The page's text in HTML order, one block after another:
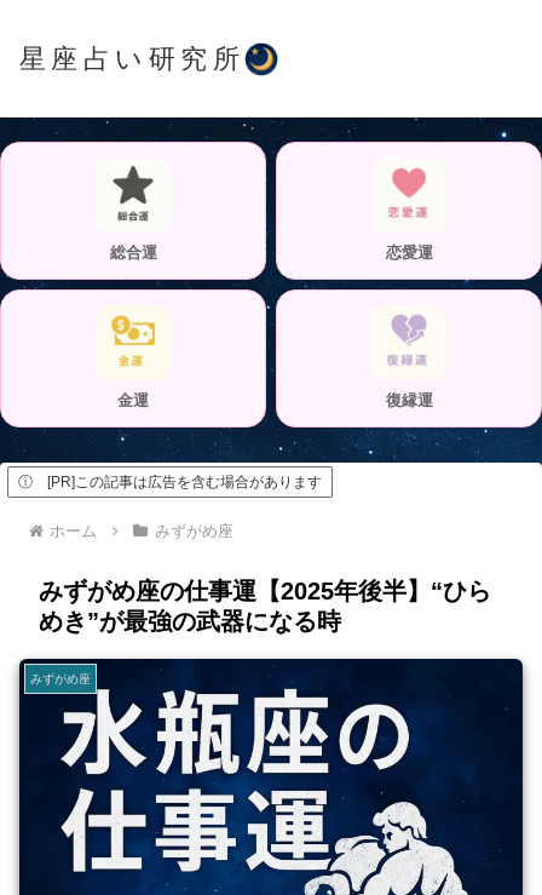
星座占い研究所
総合運 恋愛運
金運 復縁運
ⓘ [PR]この記事は広告を含む場合があります
ホーム みずがめ座
みずがめ座の仕事運【2025年後半】“ひら
めき”が最強の武器になる時
みずがめ座